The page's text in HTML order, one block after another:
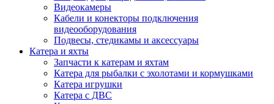
Видеокамеры
Кабели и конекторы подключения
видеооборудования
Подвесы, стедикамы и аксессуары
Катера и яхты
Запчасти к катерам и яхтам
Катера для рыбалки с эхолотами и кормушками
Катера игрушки
Катера с ДВС